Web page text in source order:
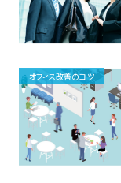
オフィス改善のコツ